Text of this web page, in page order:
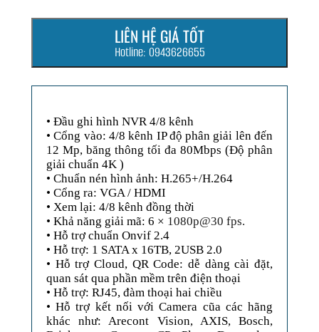
LIÊN HỆ GIÁ TỐT
Hotline: 0943626655
• Đầu ghi hình NVR 4/8 kênh
• Cổng vào: 4/8 kênh IP độ phân giải lên đến
12 Mp, băng thông tối đa 80Mbps (Độ phân
giải chuẩn 4K )
• Chuẩn nén hình ảnh: H.265+/H.264
• Cổng ra: VGA / HDMI
• Xem lại: 4/8 kênh đồng thời
• Khả năng giải mã: 6 × 1080p@30 fps.
• Hỗ trợ chuẩn Onvif 2.4
• Hỗ trợ: 1 SATA x 16TB, 2USB 2.0
• Hỗ trợ Cloud, QR Code: dễ dàng cài đặt,
quan sát qua phần mềm trên điện thoại
• Hỗ trợ: RJ45, đàm thoại hai chiều
• Hỗ trợ kết nối với Camera cũa các hãng
khác như: Arecont Vision, AXIS, Bosch,